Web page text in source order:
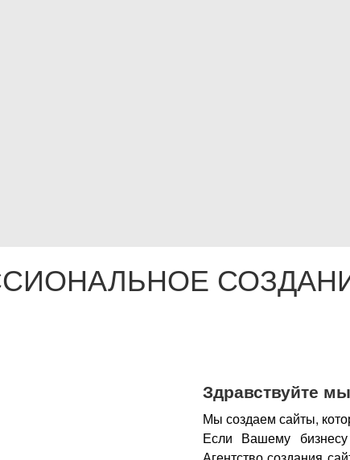
Здравствуйте
Мы создаем сайты,
Если Вашему